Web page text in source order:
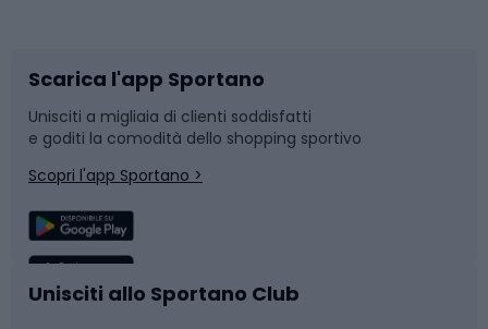
Bushcraft
Corsa
Sport di squadra
Caschi da ciclismo
Slitte e slittini
Snowboard
Camminata nordica
Nuoto
Scarica l'app Sportano
Unisciti a migliaia di clienti soddisfatti
e goditi la comodità dello shopping sportivo
Scopri l'app Sportano >
Unisciti allo Sportano Club